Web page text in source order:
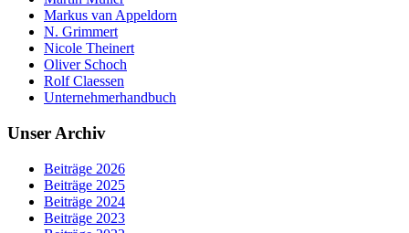
Markus van Appeldorn
N. Grimmert
Nicole Theinert
Oliver Schoch
Rolf Claessen
Unternehmerhandbuch
Unser Archiv
Beiträge 2026
Beiträge 2025
Beiträge 2024
Beiträge 2023